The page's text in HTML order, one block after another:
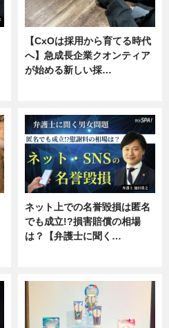
【CxOは採用から育てる時代
へ】急成長企業クオンティア
が始める新しい採…
ネット上での名誉毀損は匿名
でも成立!?損害賠償の相場
は？【弁護士に聞く…